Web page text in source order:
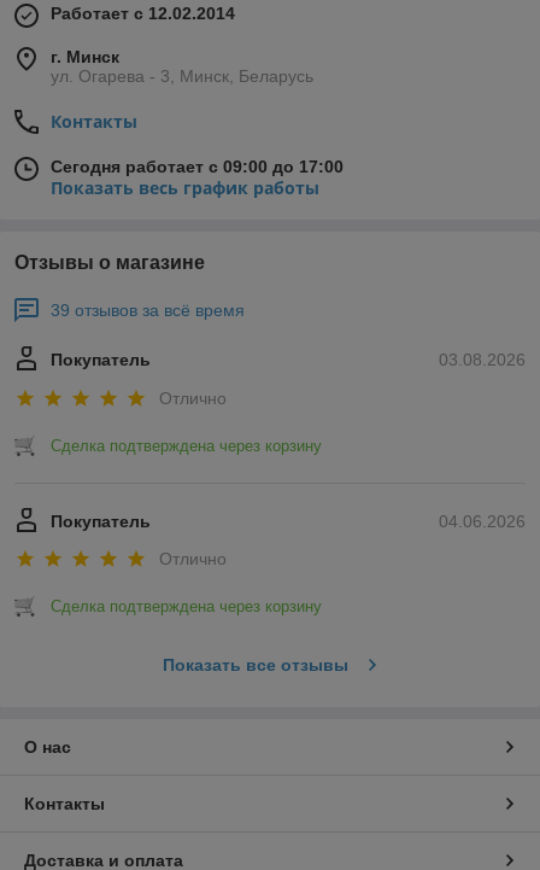
Работает с 12.02.2014
г. Минск
ул. Огарева - 3, Минск, Беларусь
Контакты
Сегодня работает с 09:00 до 17:00
Показать весь график работы
Отзывы о магазине
39 отзывов за всё время
03.08.2026
Покупатель
Отлично
Сделка подтверждена через корзину
04.06.2026
Покупатель
Отлично
Сделка подтверждена через корзину
Показать все отзывы
О нас
Контакты
Доставка и оплата